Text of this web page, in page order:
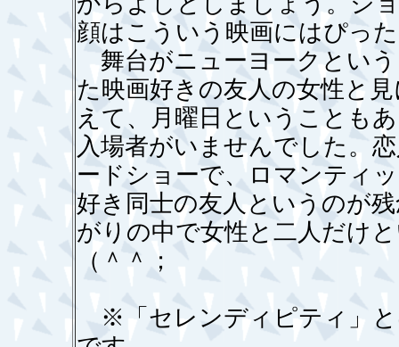
顔はこういう映画にはぴっ
舞台がニューヨークとい
た映画好きの友人の女性と
えて、月曜日ということも
入場者がいませんでした。
ードショーで、ロマンティ
好き同士の友人というのが
がりの中で女性と二人だけ
（＾＾；
※「セレンディピティ」と